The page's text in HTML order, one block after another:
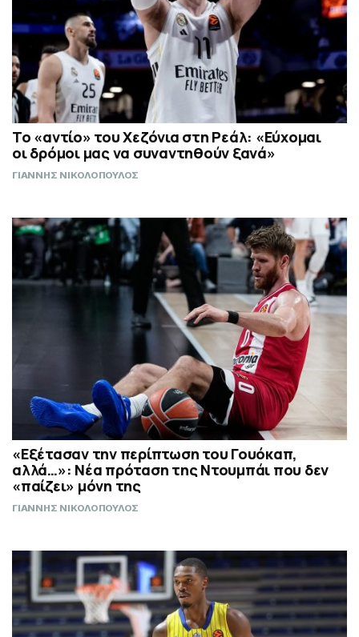
Το «αντίο» του Χεζόνια στη Ρεάλ: «Εύχομαι
οι δρόμοι μας να συναντηθούν ξανά»
ΓΙΑΝΝΗΣ ΝΙΚΟΛΟΠΟΥΛΟΣ
«Εξέτασαν την περίπτωση του Γουόκαπ,
αλλά…»: Νέα πρόταση της Ντουμπάι που δεν
«παίζει» μόνη της
ΓΙΑΝΝΗΣ ΝΙΚΟΛΟΠΟΥΛΟΣ